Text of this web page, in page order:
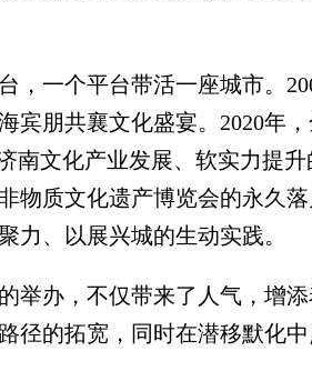
一个平台带活一座城市。
宾朋共襄文化盛宴。2020年
南文化产业发展、软实力提
质文化遗产博览会的永久落
力、以展兴城的生动实践。
办，不仅带来了人气，增添
径的拓宽，同时在潜移默化